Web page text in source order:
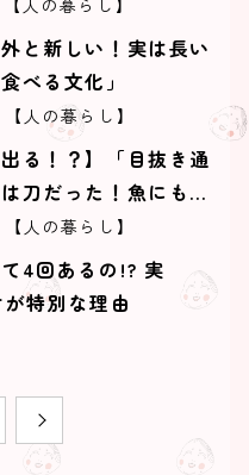
【人の暮らし】
と新しい！実は長い
べる文化」
【人の暮らし】
出る！？】「目抜き通
刀だった！魚にもい
！
【人の暮らし】
4回あるの!? 実
特別な理由